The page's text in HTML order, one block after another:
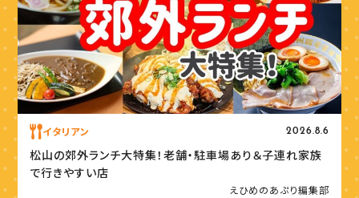
イタリアン 2026.8.6
松山の郊外ランチ大特集！老舗・駐車場あり＆子連れ家族
で行きやすい店
えひめのあぷり編集部